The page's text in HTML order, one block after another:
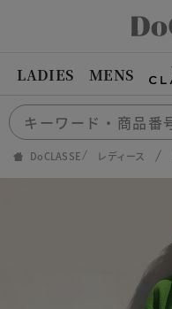
LADIES MENS
DoCLASSE レディース